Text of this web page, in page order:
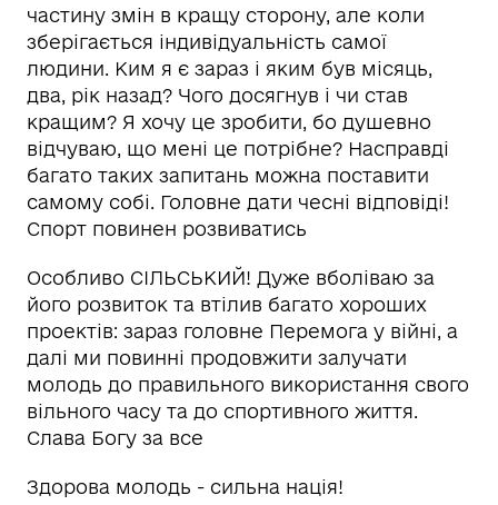
частину змін в кращу сторону, але коли
зберігається індивідуальність самої
людини. Ким я є зараз і яким був місяць,
два, рік назад? Чого досягнув і чи став
кращим? Я хочу це зробити, бо душевно
відчуваю, що мені це потрібне? Насправді
багато таких запитань можна поставити
самому собі. Головне дати чесні відповіді!
Спорт повинен розвиватись
Особливо СІЛЬСЬКИЙ! Дуже вболіваю за
його розвиток та втілив багато хороших
проектів: зараз головне Перемога у війні, а
далі ми повинні продовжити залучати
молодь до правильного використання свого
вільного часу та до спортивного життя.
Слава Богу за все
Здорова молодь - сильна нація!